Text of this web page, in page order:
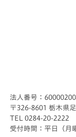
法人番号：
〒326-8601 栃木県
TEL 0284-20-2222
受付時間：平日（月